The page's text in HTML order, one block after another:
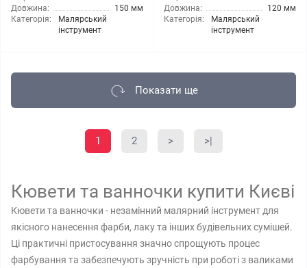
Довжина:
150 мм
Категорія:
Малярський
інструмент
Довжина:
120 мм
Категорія:
Малярський
інструмент
Показати ще
1 2 > >|
Кювети та ванночки купити Києві
Кювети та ванночки - незамінний малярний інструмент для
якісного нанесення фарби, лаку та інших будівельних сумішей.
Ці практичні пристосування значно спрощують процес
фарбування та забезпечують зручність при роботі з валиками